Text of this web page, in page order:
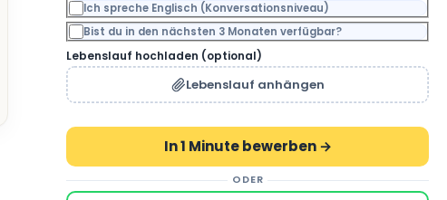
Ich spreche Englisch (Konversationsniveau)
Bist du in den nächsten 3 Monaten verfügbar?
Lebenslauf hochladen (optional)
Lebenslauf anhängen
ODER